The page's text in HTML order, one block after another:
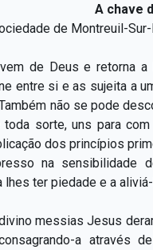
A chave
de Montreuil-
de Deus e retorna
entre si e as sujeita a
não se pode
sorte, uns para
dos princípios
na
ter piedade e a
messias Jesus
a através